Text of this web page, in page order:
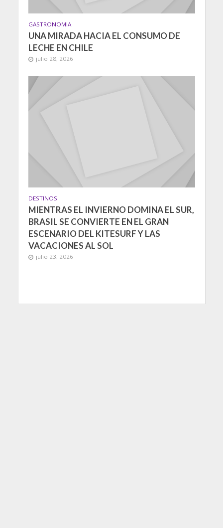
GASTRONOMIA
UNA MIRADA HACIA EL CONSUMO DE
LECHE EN CHILE
julio 28, 2026
DESTINOS
MIENTRAS EL INVIERNO DOMINA EL SUR,
BRASIL SE CONVIERTE EN EL GRAN
ESCENARIO DEL KITESURF Y LAS
VACACIONES AL SOL
julio 23, 2026